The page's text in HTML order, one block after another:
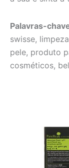
Palavras-
swisse,
pele, produto
cosméticos,